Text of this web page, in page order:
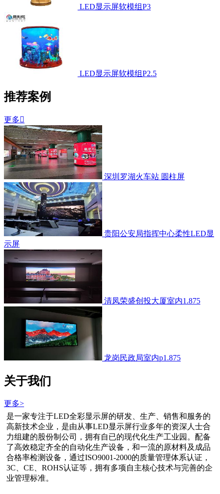
LED显示屏软模组P3
LED显示屏软模组P2.5
推荐案例
更多
深圳罗湖火车站 圆柱屏
贵阳公安局指挥中心柔性LED显
示屏
清凤荣盛创投大厦室内1.875
龙岗民政局室内p1.875
关于我们
更多>
是一家专注于LED全彩显示屏的研发、生产、销售和服务的
高新技术企业，是由从事LED显示屏行业多年的资深人士合
力组建的股份制公司，拥有自已的现代化生产工业园。配备
了高效稳定齐全的自动化生产设备，和一流的原材料及成品
合格率检测设备，通过ISO9001-2000的质量管理体系认证，
3C、CE、ROHS认证等，拥有多项自主核心技术与完善的企
业管理标准。